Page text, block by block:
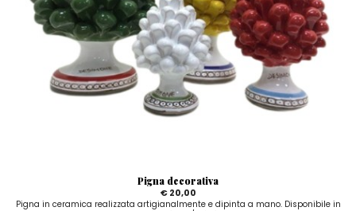
Pigna decorativa
€ 20,00
Pigna in ceramica realizzata artigianalmente e dipinta a mano. Disponibile in